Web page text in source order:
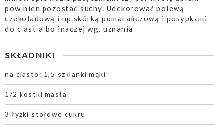
powinien pozostać suchy. Udekorować polewą
czekoladową i np.skórką pomarańczową i posypkami
do ciast albo inaczej wg. uznania
SKŁADNIKI
na ciasto: 1,5 szklanki mąki
1/2 kostki masła
3 łyżki stołowe cukru